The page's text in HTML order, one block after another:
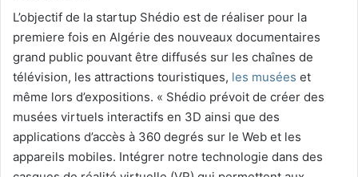
L’objectif de la startup Shédio est de réaliser pour la
premiere fois en Algérie des nouveaux documentaires
grand public pouvant être diffusés sur les chaînes de
télévision, les attractions touristiques, les musées et
même lors d’expositions. « Shédio prévoit de créer des
musées virtuels interactifs en 3D ainsi que des
applications d’accès à 360 degrés sur le Web et les
appareils mobiles. Intégrer notre technologie dans des